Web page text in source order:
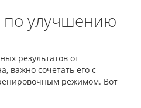
по улучшению
результатов от
важно сочетать его с
режимом. Вот